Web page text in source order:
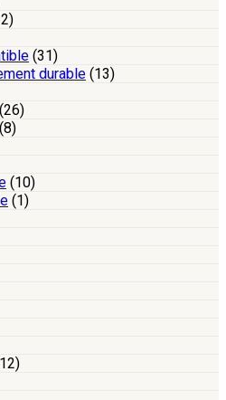
(31)
durable (13)
(26)
(8)
(10)
(1)